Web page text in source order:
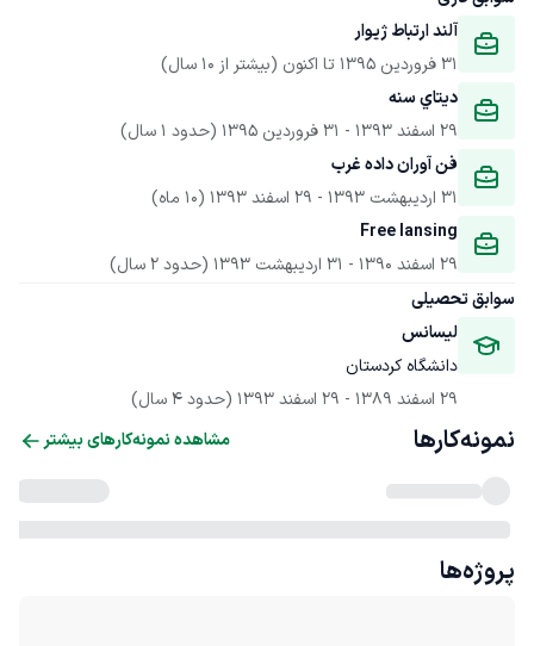
آلند ارتباط ژيوار
31 فروردین 1395
تا اکنون (بیشتر از 10 سال)
ديتاي سنه
29 اسفند 1393
- 31 فروردین 1395
(حدود 1 سال)
فن آوران داده غرب
31 اردیبهشت 1393
- 29 اسفند 1393
(10 ماه)
Free lansing
29 اسفند 1390
- 31 اردیبهشت 1393
(حدود 2 سال)
سوابق تحصیلی
لیسانس
دانشگاه کردستان
29 اسفند 1389
- 29 اسفند 1393 (حدود 4 سال)
نمونه‌کارها مشاهده نمونه‌کارهای بیشتر
پروژه‌ها